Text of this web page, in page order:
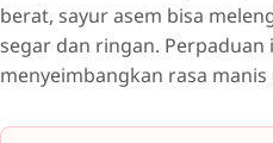
berat, sayur asem bisa
segar dan ringan.
menyeimbangkan rasa